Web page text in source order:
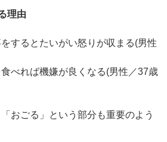
理由
するとたいがい怒りが収まる(男性
べれば機嫌が良くなる(男性／37歳
おごる」という部分も重要のよう